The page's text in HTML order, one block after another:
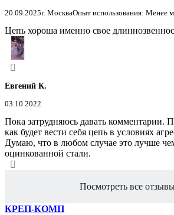
20.09.2025г. МоскваОпыт использования: Менее
Цепь хороша именно свое
Евгений К.
03.10.2022
Пока затрудняюсь давать комментарии.
как будет вести себя цепь в условиях
Думаю, что в любом случае это лучше
оцинкованной стали.
Посмотреть все
КРЕП-КОМП